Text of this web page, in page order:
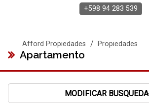
+598 94 283 539
Afford Propiedades / Propiedades
Apartamento
MODIFICAR BUSQUEDA